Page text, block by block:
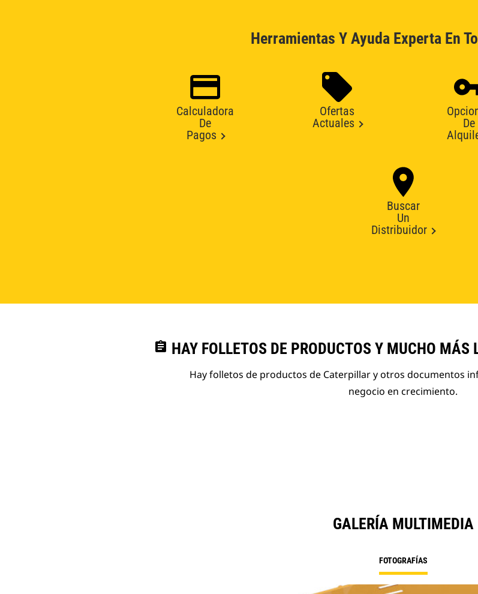
Herramientas Y Ayuda Experta En
Calculadora
De
Pagos
Ofertas
Actuales
De
Buscar
Un
Distribuidor
assignment HAY FOLLETOS DE PRODUCTOS Y MUCHO
Hay folletos de productos de Caterpillar y otros documentos
negocio en crecimiento.
GALERÍA MULTIMEDIA
FOTOGRAFÍAS